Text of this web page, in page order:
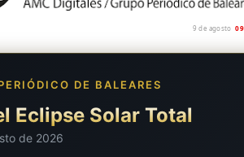
9 de agosto
DE BALEARES
Eclipse Solar Total
de 2026